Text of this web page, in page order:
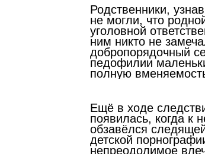
Родственники,
не могли, что
уголовной
ним никто не
добропорядочный
педофилии
полную
Ещё в ходе
появилась, когда к
обзавёлся
детской
непреодолимое